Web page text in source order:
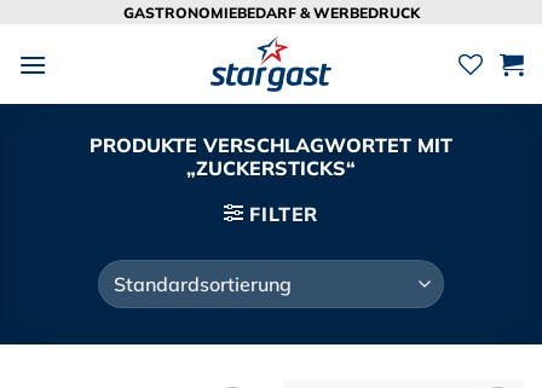
springen
GASTRONOMIEBEDARF & WERBEDRUCK
PRODUKTE VERSCHLAGWORTET MIT
„ZUCKERSTICKS“
FILTER